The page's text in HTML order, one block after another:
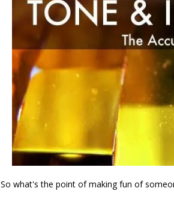
So what's the point of making fun of